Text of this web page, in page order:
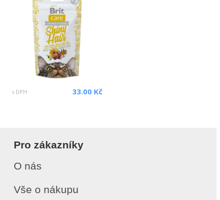
s DPH 33.00 Kč
Pro zákazníky
O nás
Vše o nákupu